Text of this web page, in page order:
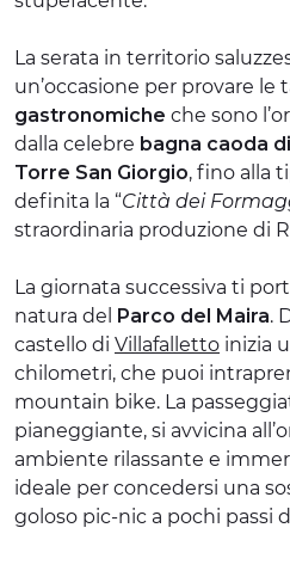
La serata in territorio
un’occasione per provare le
gastronomiche che sono
dalla celebre bagna caoda
Torre San Giorgio, fino alla
definita la “Città dei
straordinaria produzione di
La giornata successiva ti
natura del Parco del Maira.
castello di Villafalletto inizia
chilometri, che puoi
mountain bike. La
pianeggiante, si avvicina
ambiente rilassante e
ideale per concedersi una
goloso pic-nic a pochi passi